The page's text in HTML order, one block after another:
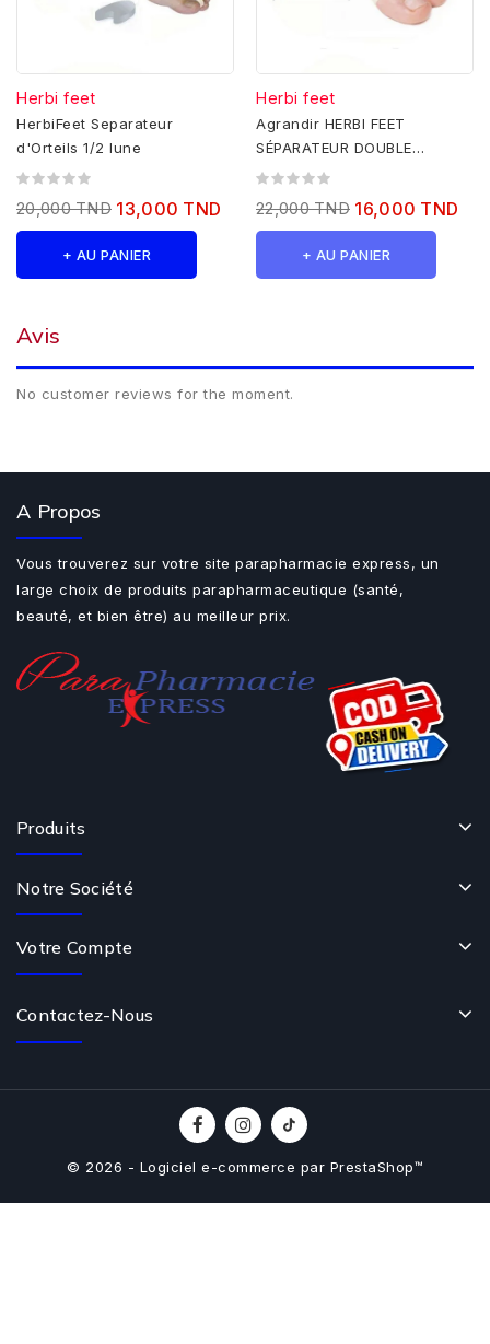
Herbi feet
HerbiFeet Separateur
d'Orteils 1/2 lune
20,000 TND 13,000 TND
+ AU PANIER
Herbi feet
Agrandir HERBI FEET
SÉPARATEUR DOUBLE
ACTION
22,000 TND 16,000 TND
+ AU PANIER
Avis
No customer reviews for the moment.
A Propos
Vous trouverez sur votre site parapharmacie express, un
large choix de produits parapharmaceutique (santé,
beauté, et bien être) au meilleur prix.
Produits
Notre Société
Votre Compte
Contactez-Nous
© 2026 - Logiciel e-commerce par PrestaShop™